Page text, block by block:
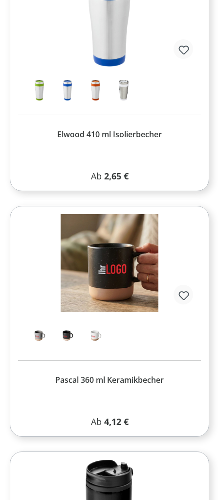
Elwood 410 ml Isolierbecher
Regulärer Preis:
Ab 2,65 €
Pascal 360 ml Keramikbecher
Regulärer Preis:
Ab 4,12 €